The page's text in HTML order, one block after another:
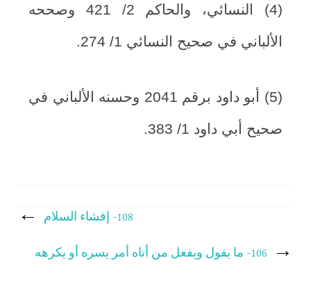
(4) النسائي، والحاكم 2/ 421 وصححه
الألباني في صحيح النسائي 1/ 274.
(5) أبو داود برقم 2041 وحسنه الألباني في
صحيح أبي داود 1/ 383.
108- إفشاء السلام
106- ما يقول ويفعل من أتاه أمر يسره أو يكرهه